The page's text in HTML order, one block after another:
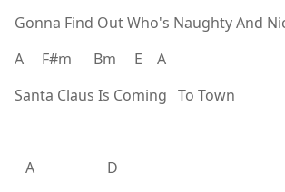
Gonna Find Out Who's Naughty And
A F#m Bm E A
Santa Claus Is Coming To Town
A D